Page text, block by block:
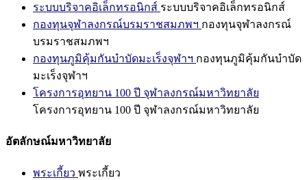
ระบบบริจาคอิเล็กทรอนิกส์ ระบบบริจาคอิเล็กทรอนิกส์
กองทุนจุฬาลงกรณ์บรมราชสมภพฯ กองทุนจุฬาลงกรณ์
บรมราชสมภพฯ
กองทุนภูมิคุ้มกันบำบัดมะเร็งจุฬาฯ กองทุนภูมิคุ้มกันบำบัด
มะเร็งจุฬาฯ
โครงการอุทยาน 100 ปี จุฬาลงกรณ์มหาวิทยาลัย
โครงการอุทยาน 100 ปี จุฬาลงกรณ์มหาวิทยาลัย
อัตลักษณ์มหาวิทยาลัย
พระเกี้ยว พระเกี้ยว